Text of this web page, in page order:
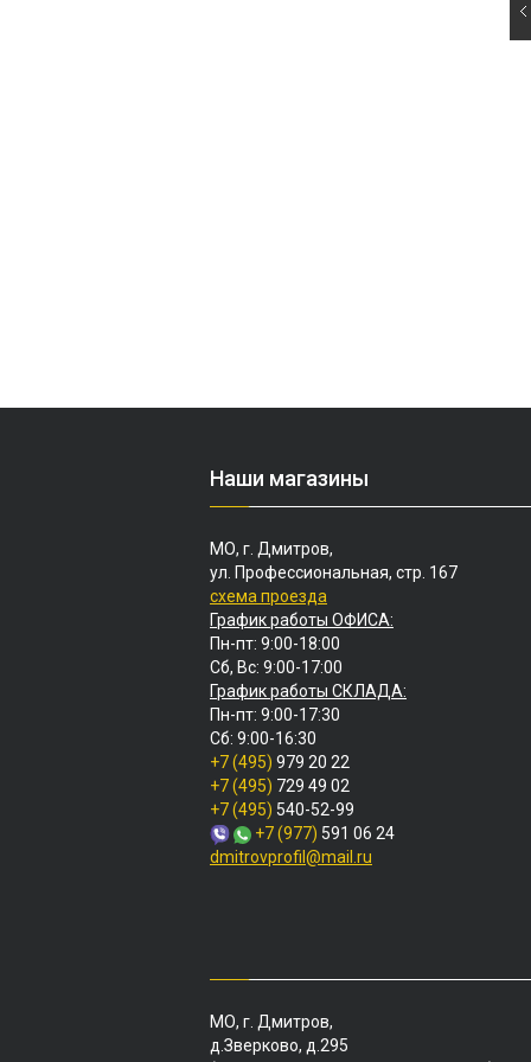
Наши магазины
МО, г. Дмитров,
ул. Профессиональная, стр. 167
схема проезда
График работы ОФИСА:
Пн-пт: 9:00-18:00
Сб, Вс: 9:00-17:00
График работы СКЛАДА:
Пн-пт: 9:00-17:30
Сб: 9:00-16:30
+7 (495) 979 20 22
+7 (495) 729 49 02
+7 (495) 540-52-99
+7 (977) 591 06 24
dmitrovprofil@mail.ru
МО, г. Дмитров,
д.Зверково, д.295